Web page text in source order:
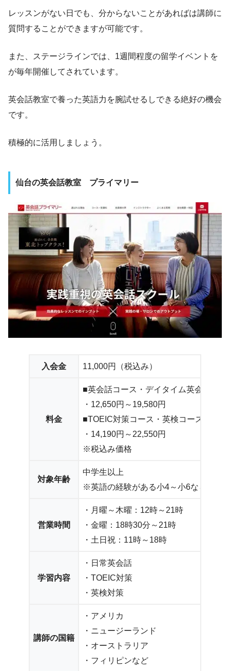
レッスンがない日でも、分からないことがあればは講師に
質問することができますが可能です。
また、ステージラインでは、1週間程度の留学イベントを
が毎年開催してされています。
英会話教室で養った英語力を腕試せるしできる絶好の機会
です。
積極的に活用しましょう。
仙台の英会話教室 プライマリー
入会金 11,000円（税込み）
料金
■英会話コース・デイタイム英会話コー
・12,650円～19,580円
■TOEIC対策コース・英検コース
・14,190円～22,550円
※税込み価格
対象年齢
中学生以上
※英語の経験がある小4～小6なら中学
営業時間
・月曜～木曜：12時～21時
・金曜：18時30分～21時
・土日祝：11時～18時
学習内容
・日常英会話
・TOEIC対策
・英検対策
講師の国籍
・アメリカ
・ニュージーランド
・オーストラリア
・フィリピンなど